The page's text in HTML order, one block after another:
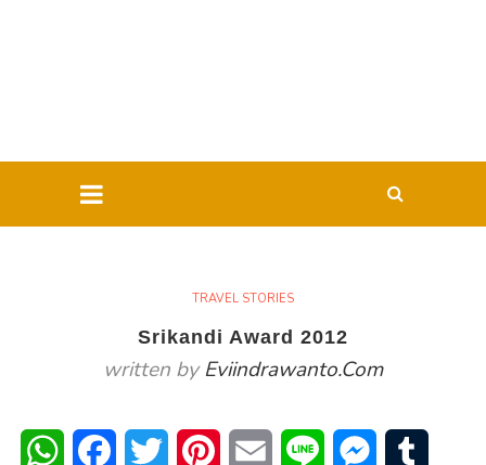
TRAVEL STORIES
Srikandi Award 2012
written byEviindrawanto.com
WhatsAppFacebookTwitter PinterestEmail Line Messenger